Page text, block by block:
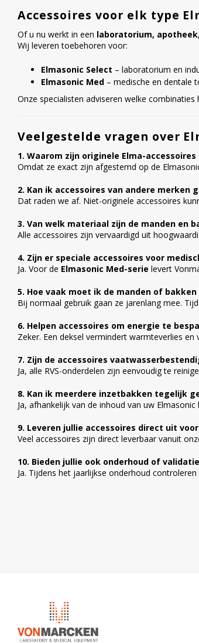
Accessoires voor elk type
Of u nu werkt in een laboratorium,
Wij leveren toebehoren voor:
Elmasonic Select – laboratorium en
Elmasonic Med – medische en dentale
Onze specialisten adviseren welke
Veelgestelde vragen over
1. Waarom zijn originele Elma-
Omdat ze exact zijn afgestemd op de
2. Kan ik accessoires van andere merken
Dat raden we af. Niet-originele accessoires
3. Van welk materiaal zijn de manden en
Alle accessoires zijn vervaardigd uit
4. Zijn er speciale accessoires voor
Ja. Voor de Elmasonic Med-serie levert
5. Hoe vaak moet ik de manden of bakken
Bij normaal gebruik gaan ze jarenlang mee.
6. Helpen accessoires om energie te
Zeker. Een deksel vermindert warmteverlies
7. Zijn de accessoires
Ja, alle RVS-onderdelen zijn eenvoudig te
8. Kan ik meerdere inzetbakken tegelijk
Ja, afhankelijk van de inhoud van uw
9. Leveren jullie accessoires direct uit
Veel accessoires zijn direct leverbaar vanuit
10. Bieden jullie ook onderhoud of
Ja. Tijdens het jaarlijkse onderhoud